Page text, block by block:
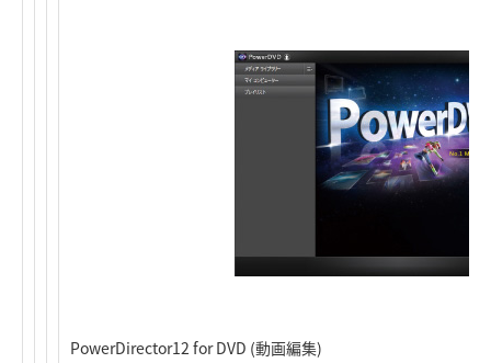
PowerDirector12 for DVD (動画編集)